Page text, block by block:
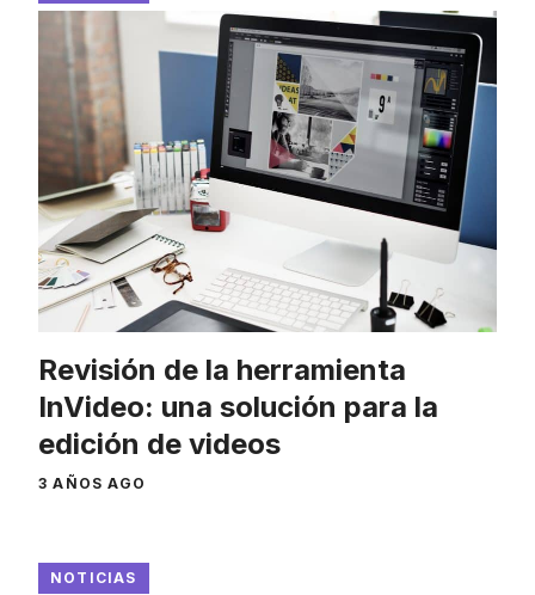
Revisión de la herramienta
InVideo: una solución para la
edición de videos
3 AÑOS AGO
NOTICIAS